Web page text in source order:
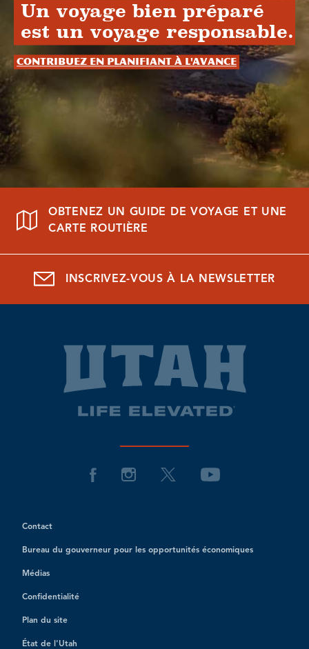
Un voyage bien préparé
est un voyage responsable.
Contribuez en planifiant à l'avance
OBTENEZ UN GUIDE DE VOYAGE ET UNE
CARTE ROUTIÈRE
INSCRIVEZ-VOUS À LA NEWSLETTER
Contact
Bureau du gouverneur pour les opportunités économiques
Médias
Confidentialité
Plan du site
État de l'Utah